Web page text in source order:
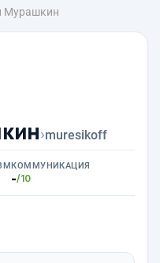
Мурашкин
›muresikoff
КОММУНИКАЦИЯ
-/10